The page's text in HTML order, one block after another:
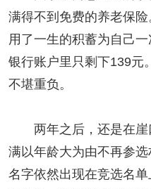
满得不到免费的养老保
用了一生的积蓄为自己
银行账户里只剩下139元
不堪重负。
两年之后，还是在崖
满以年龄大为由不再参选
名字依然出现在竞选名